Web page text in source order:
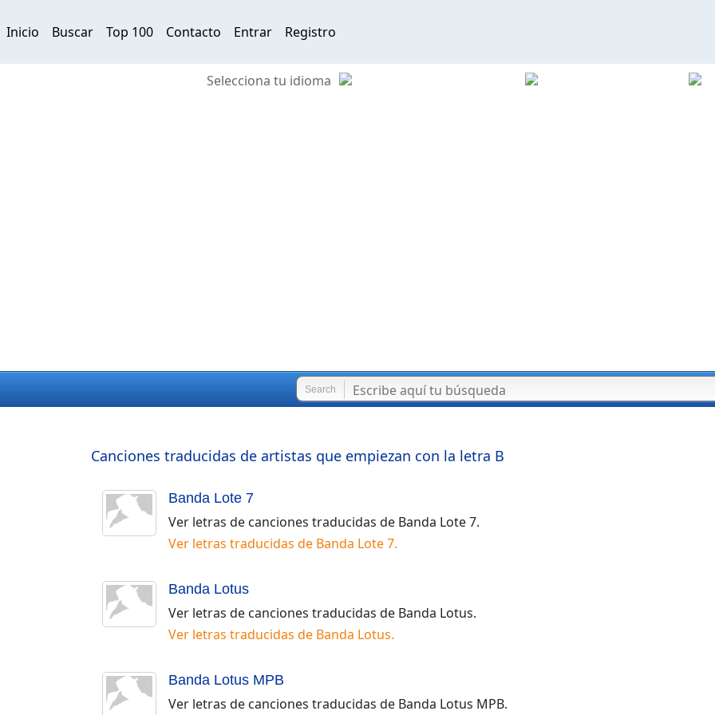
Inicio Buscar Top 100 Contacto Entrar Registro
Selecciona tu idioma
Search
Canciones traducidas de artistas que empiezan con la letra B
Banda Lote 7
Ver letras de canciones traducidas de Banda Lote 7.
Ver letras traducidas de Banda Lote 7.
Banda Lotus
Ver letras de canciones traducidas de Banda Lotus.
Ver letras traducidas de Banda Lotus.
Banda Lotus MPB
Ver letras de canciones traducidas de Banda Lotus MPB.